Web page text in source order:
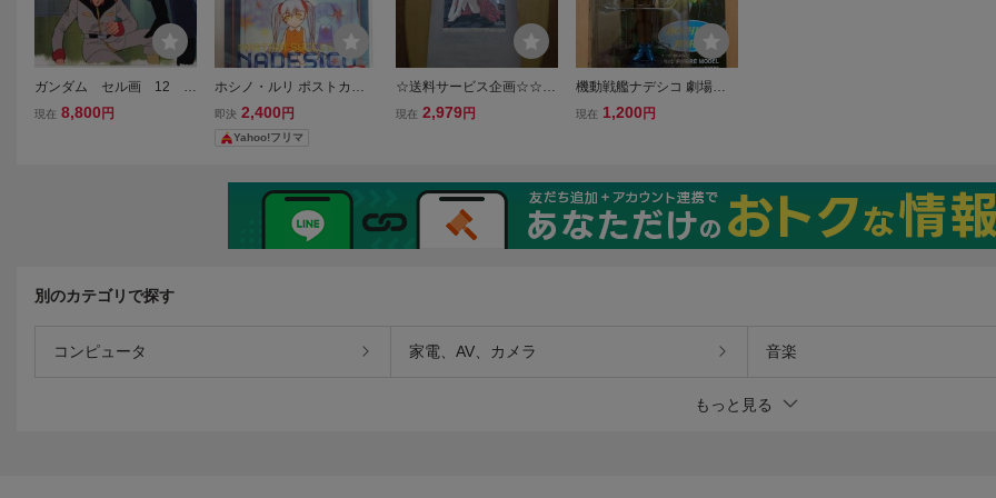
ガンダム セル画 12
♯ 原画 動画 レイア
現在 8,800円
ホシノ・ルリ ポストカー
ド 機動戦艦ナデシコ ルリ
即決 2,400円
Yahoo!フリマ
☆送料サービス企画☆☆機
動戦艦ナデシコ ホシノ・
現在 2,979円
機動戦艦ナデシコ 劇場版
窓口限定フィギュア ホシ
現在 1,200円
別のカテゴリで探す
コンピュータ 家電、AV、カメラ 音楽
もっと見る